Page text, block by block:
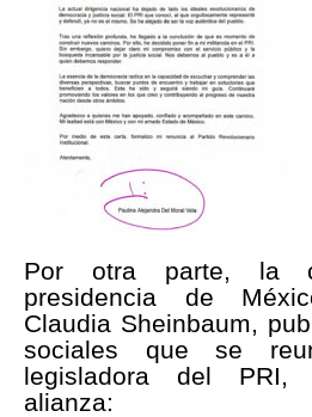
Por otra parte, la
presidencia de
Claudia Sheinbaum,
sociales que se
legisladora del PRI,
alianza: